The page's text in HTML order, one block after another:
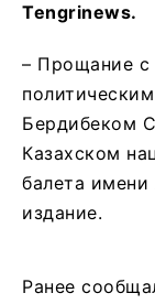
Tengrinews.
– Прощание с
Бердибеком
Казахском
балета имени
издание.
Ранее